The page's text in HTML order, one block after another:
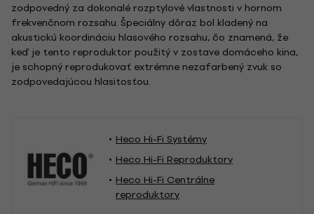
zodpovedný za dokonalé rozptylové vlastnosti v hornom
frekvenčnom rozsahu. Špeciálny dôraz bol kladený na
akustickú koordináciu hlasového rozsahu, čo znamená, že
keď je tento reproduktor použitý v zostave domáceho kina,
je schopný reprodukovať extrémne nezafarbený zvuk so
zodpovedajúcou hlasitosťou.
Heco Hi-Fi Systémy
Heco Hi-Fi Reproduktory
Heco Hi-Fi Centrálne
reproduktory